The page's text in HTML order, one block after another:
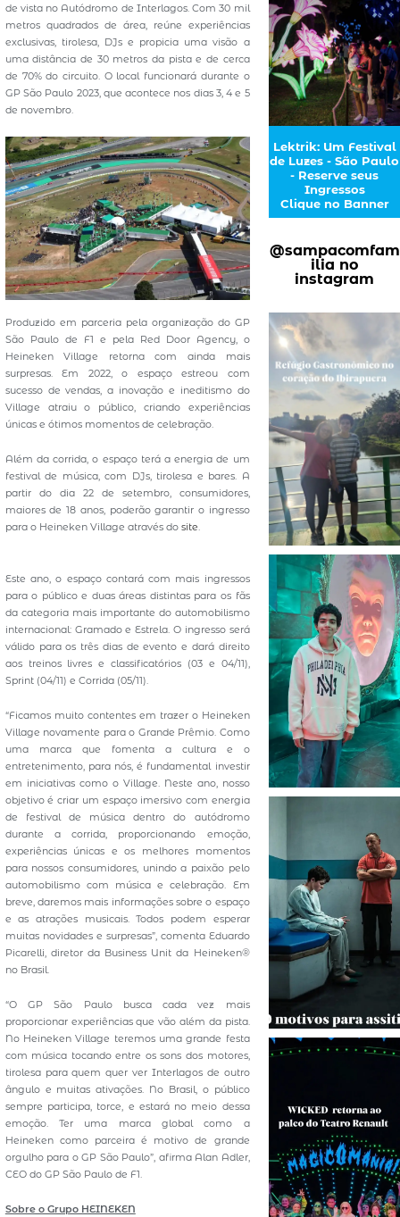
de vista no Autódromo de Interlagos. Com 30 mil
metros quadrados de área, reúne experiências
exclusivas, tirolesa, DJs e propicia uma visão a
uma distância de 30 metros da pista e de cerca
de 70% do circuito. O local funcionará durante o
GP São Paulo 2023, que acontece nos dias 3, 4 e 5
de novembro.
Produzido em parceria pela organização do GP
São Paulo de F1 e pela Red Door Agency, o
Heineken Village retorna com ainda mais
surpresas. Em 2022, o espaço estreou com
sucesso de vendas, a inovação e ineditismo do
Village atraiu o público, criando experiências
únicas e ótimos momentos de celebração.
Além da corrida, o espaço terá a energia de um
festival de música, com DJs, tirolesa e bares. A
partir do dia 22 de setembro, consumidores,
maiores de 18 anos, poderão garantir o ingresso
para o Heineken Village através do site.
Este ano, o espaço contará com mais ingressos
para o público e duas áreas distintas para os fãs
da categoria mais importante do automobilismo
internacional: Gramado e Estrela. O ingresso será
válido para os três dias de evento e dará direito
aos treinos livres e classificatórios (03 e 04/11),
Sprint (04/11) e Corrida (05/11).
“Ficamos muito contentes em trazer o Heineken
Village novamente para o Grande Prêmio. Como
uma marca que fomenta a cultura e o
entretenimento, para nós, é fundamental investir
em iniciativas como o Village. Neste ano, nosso
objetivo é criar um espaço imersivo com energia
de festival de música dentro do autódromo
durante a corrida, proporcionando emoção,
experiências únicas e os melhores momentos
para nossos consumidores, unindo a paixão pelo
automobilismo com música e celebração. Em
breve, daremos mais informações sobre o espaço
e as atrações musicais. Todos podem esperar
muitas novidades e surpresas”, comenta Eduardo
Picarelli, diretor da Business Unit da Heineken®
no Brasil.
“O GP São Paulo busca cada vez mais
proporcionar experiências que vão além da pista.
No Heineken Village teremos uma grande festa
com música tocando entre os sons dos motores,
tirolesa para quem quer ver Interlagos de outro
ângulo e muitas ativações. No Brasil, o público
sempre participa, torce, e estará no meio dessa
emoção. Ter uma marca global como a
Heineken como parceira é motivo de grande
orgulho para o GP São Paulo”, afirma Alan Adler,
CEO do GP São Paulo de F1.
Sobre o Grupo HEINEKEN
Lektrik: Um Festival
de Luzes - São Paulo
- Reserve seus
Ingressos
Clique no Banner
@sampacomfam
ilia no
instagram